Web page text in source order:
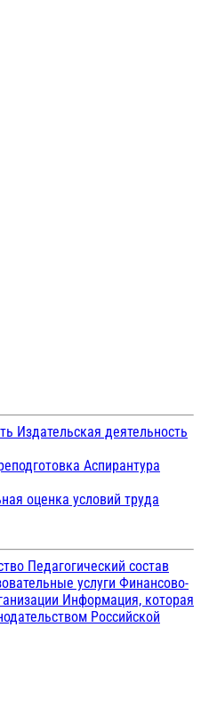
Издательская деятельность
Аспирантура
оценка условий труда
Педагогический состав
услуги Финансово-
Информация, которая
Российской